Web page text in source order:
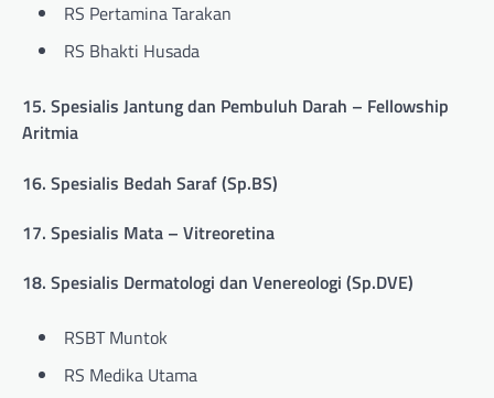
RS Pertamina Tarakan
RS Bhakti Husada
15. Spesialis Jantung dan Pembuluh Darah – Fellowship
Aritmia
16. Spesialis Bedah Saraf (Sp.BS)
17. Spesialis Mata – Vitreoretina
18. Spesialis Dermatologi dan Venereologi (Sp.DVE)
RSBT Muntok
RS Medika Utama